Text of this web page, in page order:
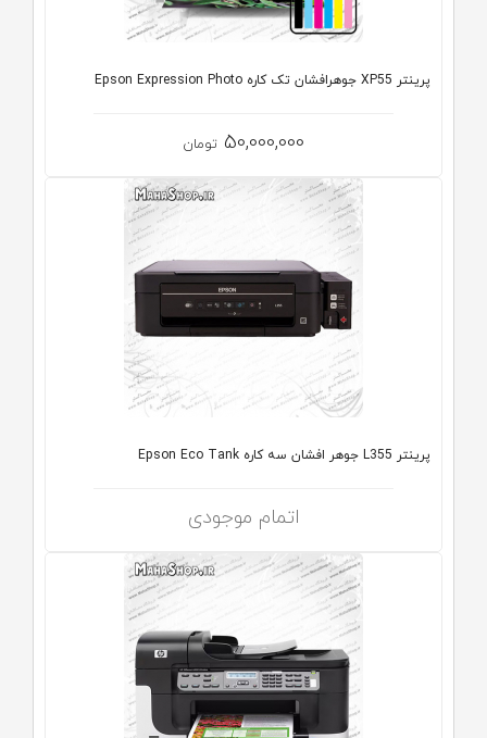
پرینتر XP55 جوهرافشان تک کاره Epson Expression Photo
50,000,000 تومان
پرینتر L355 جوهر افشان سه کاره Epson Eco Tank
اتمام موجودی